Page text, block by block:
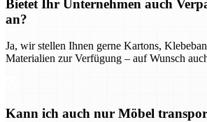
Bietet Ihr Unternehmen auch
an?
Ja, wir stellen Ihnen gerne Kartons,
Materialien zur Verfügung – auf Wunsch
Kann ich auch nur Möbel